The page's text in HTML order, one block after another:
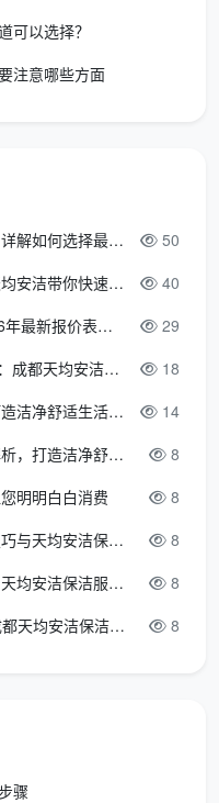
整的除甲醛流程通常包
，需按国标要求关闭门
的污染源分布和超标
根据检测结果制定专属
好，易碎物品移到走
水平。
见的施工流程为：首先
垫、窗帘等进行高温
发；然后喷涂治理药
检。正规公司会当场签
标免费返工的条款。
可以选择？
注意哪些方面
日常保洁和深度保洁的区别：详解如何选择最适合的清洁服务 50
日常保洁是什么意思？成都天均安洁带你快速区分“日常vs深度vs开荒” 40
成都保洁服务价格多少？2026年最新报价表来了，这一篇看透所有费用 29
日常保洁99元4小时全屋清洁：成都天均安洁保洁超值服务全解析 18
专业日常保洁标准全解析，打造洁净舒适生活空间 14
专业日常保洁流程及标准全解析，打造洁净舒适环境 8
明明白白消费 8
日常保洁的正确方式：专业技巧与天均安洁保洁服务全解析 8
日常保洁公司专业选择指南：天均安洁保洁服务全解析 8
日常保洁2小时高效攻略：成都天均安洁保洁专业时间管理方案 8
骤